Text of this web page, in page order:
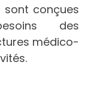
sont conçues
des
médico-